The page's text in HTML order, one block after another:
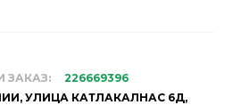
ЗАКАЗ:
226669396
УЛИЦА КАТЛАКАЛНАС 6Д,